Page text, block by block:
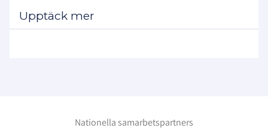
Upptäck mer
Nationella samarbetspartners